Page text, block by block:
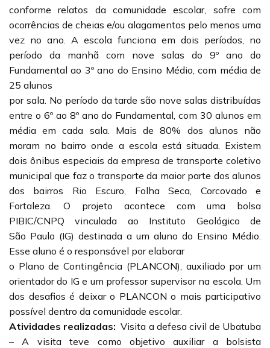
conforme relatos da comunidade escolar, sofre com
ocorrências de cheias e/ou alagamentos pelo menos uma
vez no ano. A escola funciona em dois períodos, no
período da manhã com nove salas do 9º ano do
Fundamental ao 3º ano do Ensino Médio, com média de
25 alunos
por sala. No período da tarde são nove salas distribuídas
entre o 6º ao 8º ano do Fundamental, com 30 alunos em
média em cada sala. Mais de 80% dos alunos não
moram no bairro onde a escola está situada. Existem
dois ônibus especiais da empresa de transporte coletivo
municipal que faz o transporte da maior parte dos alunos
dos bairros Rio Escuro, Folha Seca, Corcovado e
Fortaleza. O projeto acontece com uma bolsa
PIBIC/CNPQ vinculada ao Instituto Geológico de
São Paulo (IG) destinada a um aluno do Ensino Médio.
Esse aluno é o responsável por elaborar
o Plano de Contingência (PLANCON), auxiliado por um
orientador do IG e um professor supervisor na escola. Um
dos desafios é deixar o PLANCON o mais participativo
possível dentro da comunidade escolar.
Atividades realizadas: Visita a defesa civil de Ubatuba
– A visita teve como objetivo auxiliar a bolsista